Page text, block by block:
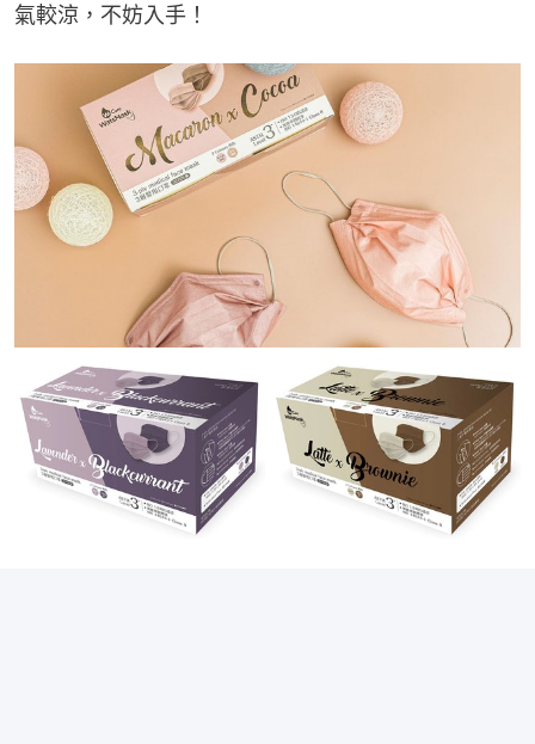
氣較涼，不妨入手！